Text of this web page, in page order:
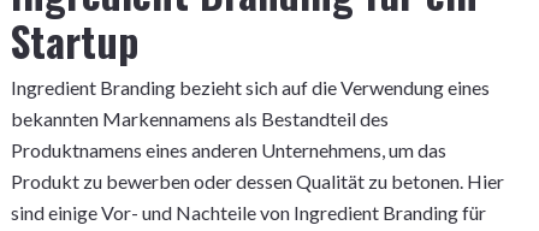
Startup
Ingredient Branding bezieht sich auf die Verwendung eines
bekannten Markennamens als Bestandteil des
Produktnamens eines anderen Unternehmens, um das
Produkt zu bewerben oder dessen Qualität zu betonen. Hier
sind einige Vor- und Nachteile von Ingredient Branding für